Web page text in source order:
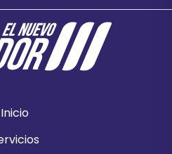
Inicio